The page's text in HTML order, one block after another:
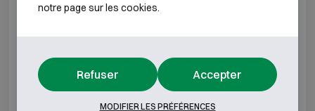
*Profondeur extérieure hors charnières, poignée ou
serrure.
notre page sur les cookies.
Refuser Accepter
MODIFIER LES PRÉFÉRENCES